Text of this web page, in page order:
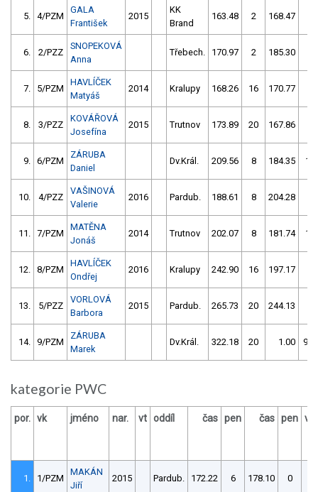
5. 4/PZM
GALA
František
2015
KK
Brand
163.48 2 168.47
6. 2/PZZ
SNOPEKOVÁ
Anna
Třebech. 170.97 2 185.30
7. 5/PZM
HAVLÍČEK
Matyáš
2014 Kralupy 168.26 16 170.77
8. 3/PZZ
KOVÁŘOVÁ
Josefína
2015 Trutnov 173.89 20 167.86
9. 6/PZM
ZÁRUBA
Daniel
Dv.Král. 209.56 8 184.35 10
10. 4/PZZ
VAŠINOVÁ
Valerie
2016 Pardub. 188.61 8 204.28
11. 7/PZM
MATĚNA
Jonáš
2014 Trutnov 202.07 8 181.74 16
12. 8/PZM
HAVLÍČEK
Ondřej
2016 Kralupy 242.90 16 197.17
13. 5/PZZ
VORLOVÁ
Barbora
2015 Pardub. 265.73 20 244.13
14. 9/PZM
ZÁRUBA
Marek
Dv.Král. 322.18 20 1.00 999
kategorie PWC
por. vk jméno nar. vt oddíl čas pen čas pen
1. 1/PZM
MAKÁN
Jiří
2015 Pardub. 172.22 6 178.10 0